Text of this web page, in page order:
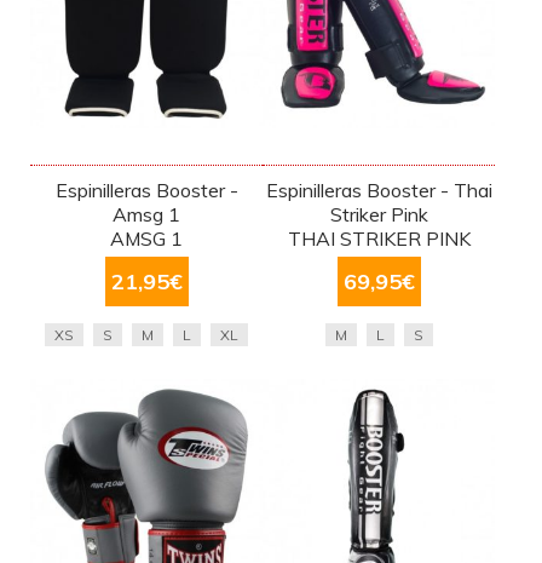
Espinilleras Booster -
Amsg 1
AMSG 1
21,95€
XS S M L XL
Espinilleras Booster - Thai
Striker Pink
THAI STRIKER PINK
69,95€
M L S